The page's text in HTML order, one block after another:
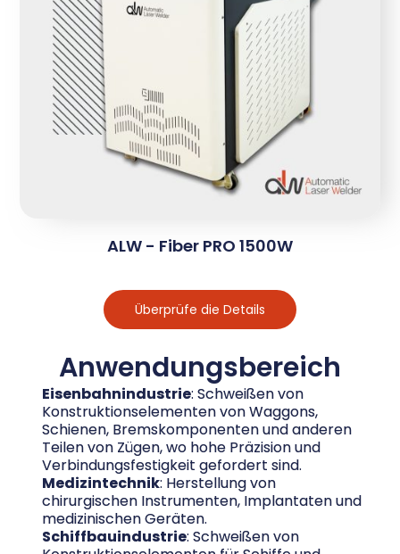
ALW - Fiber PRO 1500W
Überprüfe die Details
Anwendungsbereich
Eisenbahnindustrie: Schweißen von
Konstruktionselementen von Waggons,
Schienen, Bremskomponenten und anderen
Teilen von Zügen, wo hohe Präzision und
Verbindungsfestigkeit gefordert sind.
Medizintechnik: Herstellung von
chirurgischen Instrumenten, Implantaten und
medizinischen Geräten.
Schiffbauindustrie: Schweißen von